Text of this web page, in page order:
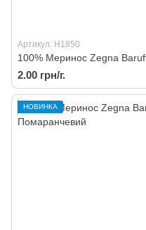
Артикул: H1850
100% Меринос Zegna
2.00 грн/г.
НОВИНКА